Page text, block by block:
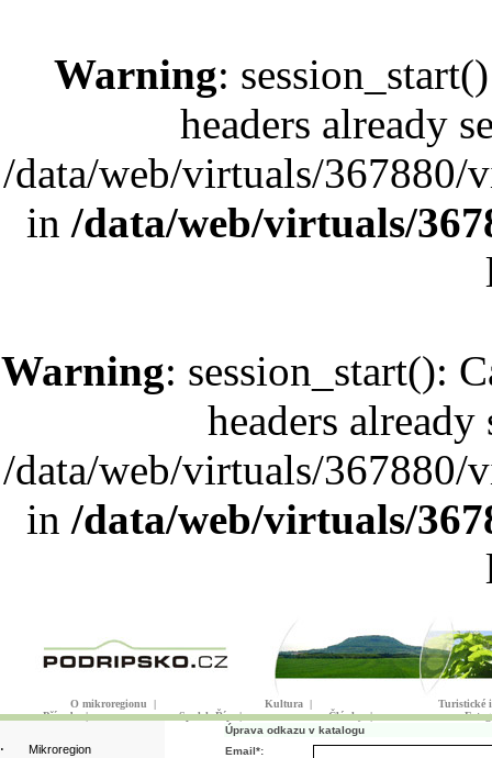
Warning:
headers already
/data/web/virtuals/
in /data/web/virtuals/
Warning: session_start():
headers
/data/web/virtuals/
in /data/web/virtuals/
O mikroregionu | Kultura |
Turistické
Příroda| Spolek Říp| Články|
· Mikroregion
Úprava odkazu v katalogu
Email*: